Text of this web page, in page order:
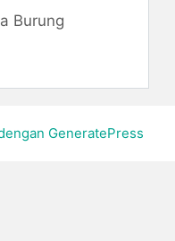
Burung
GeneratePress